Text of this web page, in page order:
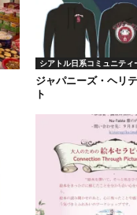
シアトル日系コミュニティ
ジャパニーズ・ヘリ
ト